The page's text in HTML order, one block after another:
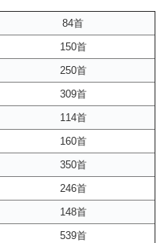
84首
150首
250首
309首
114首
160首
350首
246首
148首
539首